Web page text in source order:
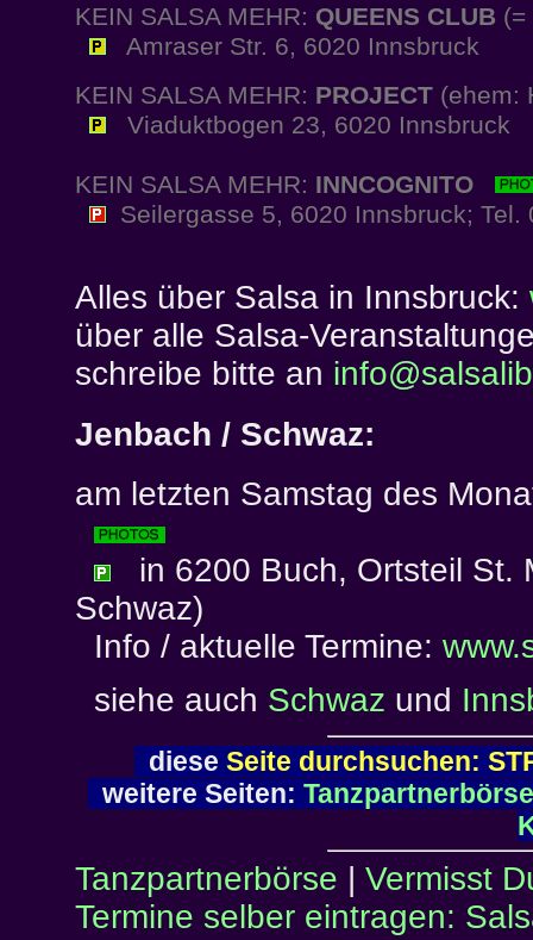
KEIN SALSA MEHR: QUEENS CLUB
Amraser Str. 6, 6020 Innsbruck
KEIN SALSA MEHR: PROJECT(ehem:
Viaduktbogen 23, 6020 Innsbruck
KEIN SALSA MEHR: INNCOGNITO
Seilergasse 5, 6020 Innsbruck; Tel.
Alles über Salsa in Innsbruck:
über alle Salsa-
schreibe bitte an
Jenbach / Schwaz:
am letzten Samstag des
in 6200 Buch, Ortsteil St.
Schwaz)
Info / aktuelle Termine:
siehe auch Schwaz und
diese Seite durchsuchen:
weitere Seiten: Tanzpartnerbörse
Tanzpartnerbörse | Vermisst
Termine selber eintragen: